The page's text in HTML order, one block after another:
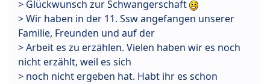
> Glückwunsch zur Schwangerschaft
> Wir haben in der 11. Ssw angefangen unserer
Familie, Freunden und auf der
> Arbeit es zu erzählen. Vielen haben wir es noch
nicht erzählt, weil es sich
> noch nicht ergeben hat. Habt ihr es schon